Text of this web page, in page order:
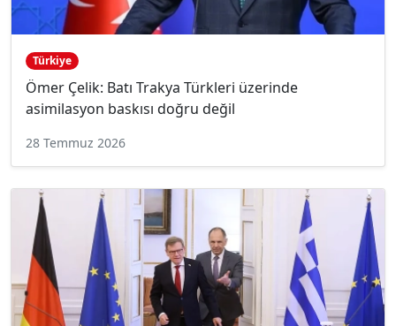
Türkiye
Ömer Çelik: Batı Trakya Türkleri üzerinde
asimilasyon baskısı doğru değil
28 Temmuz 2026